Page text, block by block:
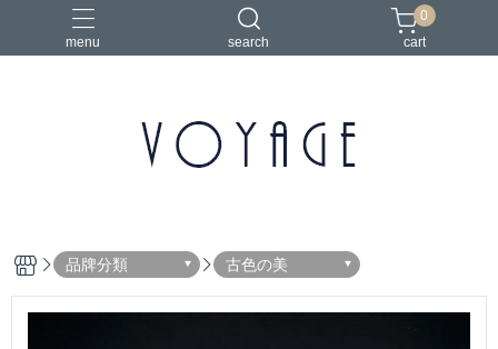
menu search
0
cart
品牌分類 古色の美